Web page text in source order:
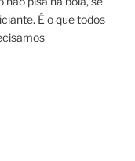
É o que todos